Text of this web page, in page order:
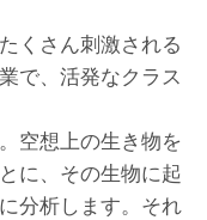
くさん刺激される
で、活発なクラス
空想上の生き物を
に、その生物に起
分析します。それ